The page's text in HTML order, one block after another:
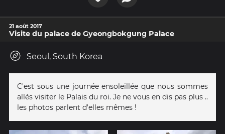
21 août 2017
Visite du palace de Gyeongbokgung Palace
Seoul, South Korea
C'est sous une journée ensoleillée que nous sommes
allés visiter le Palais du roi. Je ne vous en dis pas plus ..
les photos parlent d'elles mêmes !